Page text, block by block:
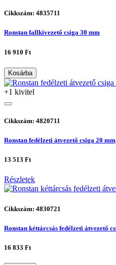
Cikkszám: 4835711
Ronstan fallkivezető csiga 30 mm
16 910 Ft
Kosárba
+1 kivitel
Cikkszám: 4820711
Ronstan fedélzeti átvezető csiga 20
13 513 Ft
Részletek
Cikkszám: 4830721
Ronstan kéttárcsás fedélzeti átvezető
16 833 Ft